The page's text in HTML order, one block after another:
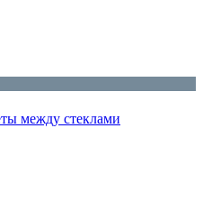
между стеклами